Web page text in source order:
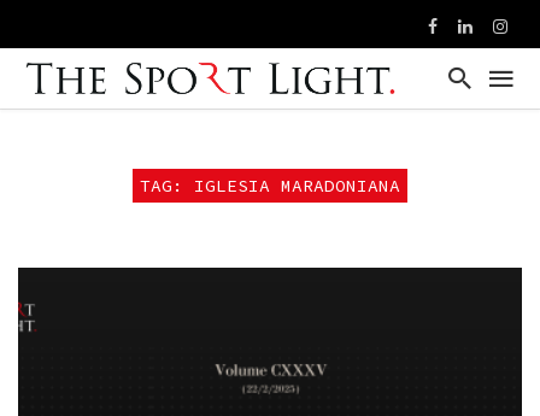
TAG: IGLESIA MARADONIANA